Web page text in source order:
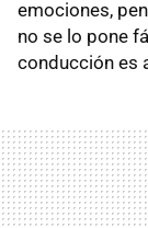
emociones,
no se lo pone
conducción es